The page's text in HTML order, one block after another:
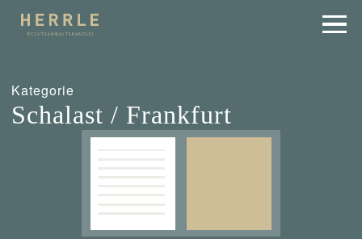
Kategorie
Schalast / Frankfurt